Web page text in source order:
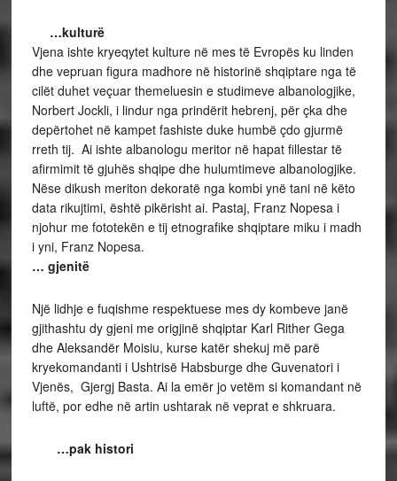
…kulturë
Vjena ishte kryeqytet kulture në mes të Evropës ku linden
dhe vepruan figura madhore në historinë shqiptare nga të
cilët duhet veçuar themeluesin e studimeve albanologjike,
Norbert Jockli, i lindur nga prindërit hebrenj, për çka dhe
depërtohet në kampet fashiste duke humbë çdo gjurmë
rreth tij. Ai ishte albanologu meritor në hapat fillestar të
afirmimit të gjuhës shqipe dhe hulumtimeve albanologjike.
Nëse dikush meriton dekoratë nga kombi ynë tani në këto
data rikujtimi, është pikërisht ai. Pastaj, Franz Nopesa i
njohur me fototekën e tij etnografike shqiptare miku i madh
i yni, Franz Nopesa.
… gjenitë
Një lidhje e fuqishme respektuese mes dy kombeve janë
gjithashtu dy gjeni me origjinë shqiptar Karl Rither Gega
dhe Aleksandër Moisiu, kurse katër shekuj më parë
kryekomandanti i Ushtrisë Habsburge dhe Guvenatori i
Vjenës, Gjergj Basta. Ai la emër jo vetëm si komandant në
luftë, por edhe në artin ushtarak në veprat e shkruara.
…pak histori